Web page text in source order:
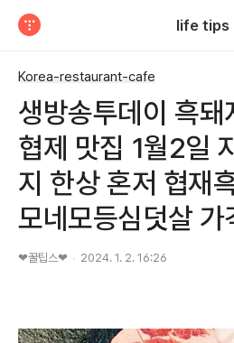
life tips
Korea-restaurant-cafe
생방송투데이 흑
협제 맛집 1월2일
지 한상 혼저 협재
모네모등심덧살 가
❤꿀팁스❤ 2024. 1. 2. 16:26